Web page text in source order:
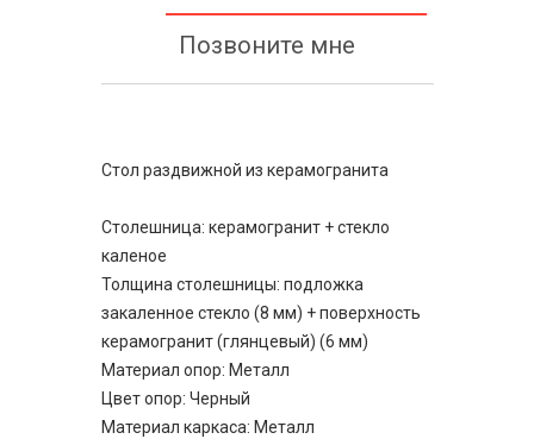
Позвоните мне
Стол раздвижной из керамогранита
Столешница: керамогранит + стекло
каленое
Толщина столешницы: подложка
закаленное стекло (8 мм) + поверхность
керамогранит (глянцевый) (6 мм)
Материал опор: Металл
Цвет опор: Черный
Материал каркаса: Металл